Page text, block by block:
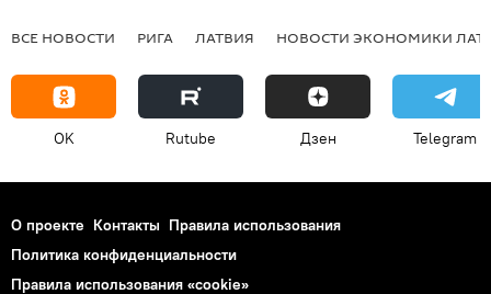
ВСЕ НОВОСТИ РИГА ЛАТВИЯ НОВОСТИ ЭКОНОМИКИ
OK Rutube Дзен Telegram
О проекте Контакты Правила использования
Политика конфиденциальности
Правила использования «cookie»